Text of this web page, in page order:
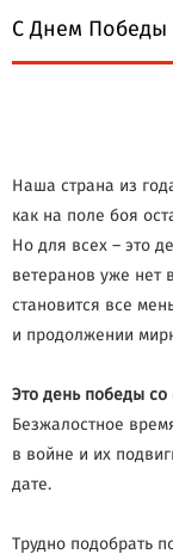
С Днем Победы
Наша страна из
как на поле боя
Но для всех – это
ветеранов уже нет
становится все
и продолжении
Это день победы со
Безжалостное
в войне и их
дате.
Трудно подобрать